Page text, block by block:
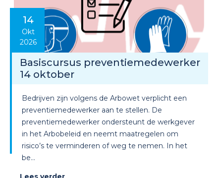
14
Okt
2026
Basiscursus preventiemedewerker
14 oktober
Bedrijven zijn volgens de Arbowet verplicht een
preventiemedewerker aan te stellen. De
preventiemedewerker ondersteunt de werkgever
in het Arbobeleid en neemt maatregelen om
risico’s te verminderen of weg te nemen. In het
be...